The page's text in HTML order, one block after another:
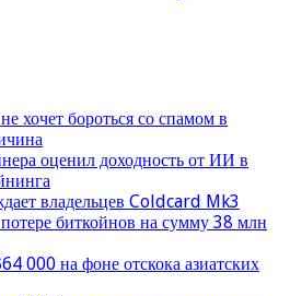
хочет бороться со спамом в
оценил доходность от ИИ в
владельцев Coldcard Mk3
биткойнов на сумму 38 млн
000 на фоне отскока азиатских